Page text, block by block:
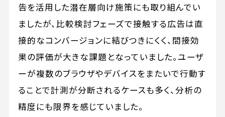
告を活用した潜在層向け施策にも取り組んでい
ましたが、比較検討フェーズで接触する広告は直
接的なコンバージョンに結びつきにくく、間接効
果の評価が大きな課題となっていました。ユーザ
ーが複数のブラウザやデバイスをまたいで行動す
ることで計測が分断されるケースも多く、分析の
精度にも限界を感じていました。